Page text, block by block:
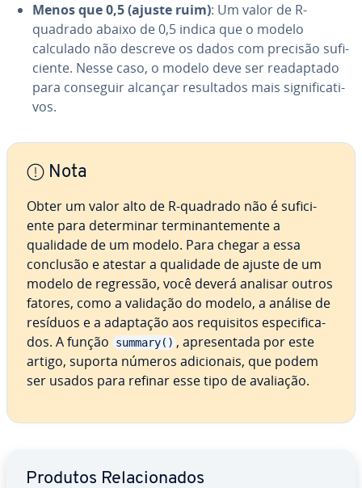
Menos que 0,5 (ajuste ruim): Um valor de R-
quadrado abaixo de 0,5 indica que o modelo
calculado não descreve os dados com precisão su­fi­
ci­ente. Nesse caso, o modelo deve ser re­a­dap­tado
para conseguir alcançar re­sul­ta­dos mais sig­ni­fi­ca­ti­
vos.
Nota
Obter um valor alto de R-quadrado não é su­fi­ci­
ente para de­ter­mi­nar ter­mi­nan­te­mente a
qualidade de um modelo. Para chegar a essa
conclusão e atestar a qualidade de ajuste de um
modelo de regressão, você deverá analisar outros
fatores, como a validação do modelo, a análise de
resíduos e a adaptação aos re­qui­si­tos es­pe­ci­fi­ca­
dos. A função
summary() , apre­sen­tada por este
artigo, suporta números adi­ci­o­nais, que podem
ser usados para refinar esse tipo de avaliação.
Produtos Re­la­ci­o­na­dos